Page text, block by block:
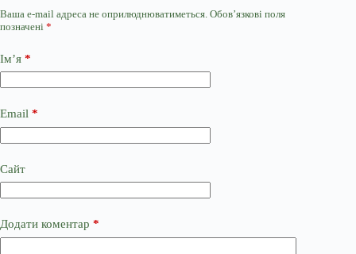
Ваша e-mail адреса не оприлюднюватиметься. Обов’язкові поля
позначені *
Ім’я *
Email *
Сайт
Додати коментар *